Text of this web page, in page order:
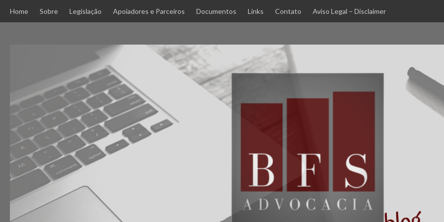
Home Sobre Legislação Apoiadores e Parceiros Documentos Links Contato Aviso Legal – Disclaimer